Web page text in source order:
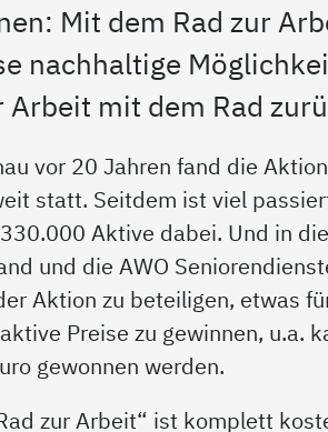
Mit dem Rad zur
nachhaltige
Arbeit mit dem Rad
vor 20 Jahren fand die
statt. Seitdem ist viel
Aktive dabei. Und in
und die AWO
Aktion zu beteiligen, etwas
Preise zu gewinnen, u.a.
gewonnen werden.
zur Arbeit“ ist komplett